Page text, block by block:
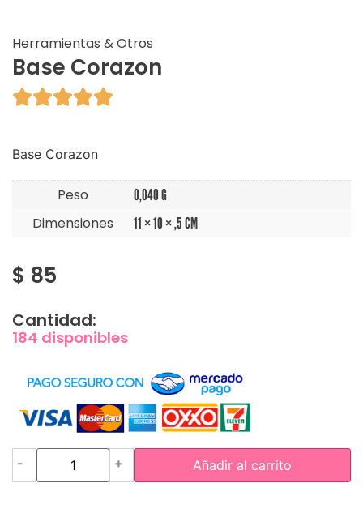
Herramientas & Otros
Base Corazon

Base Corazon
Peso 0,040 G
Dimensiones 11 × 10 × ,5 CM
$ 85
Cantidad:
184 disponibles
- + Añadir al carrito